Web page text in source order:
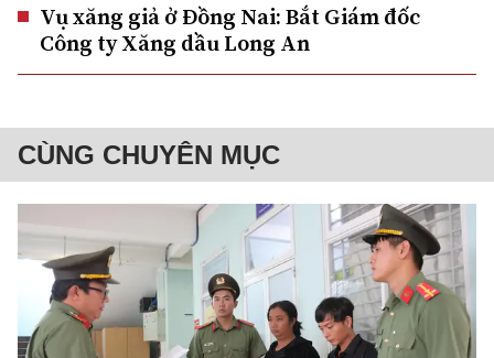
Vụ xăng giả ở Đồng Nai: Bắt Giám đốc
Công ty Xăng dầu Long An
CÙNG CHUYÊN MỤC